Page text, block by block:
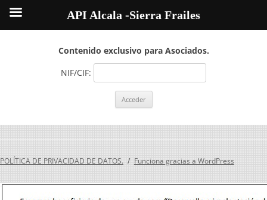
Contenido exclusivo para Asociados.
NIF/CIF:
POLÍTICA DE PRIVACIDAD DE DATOS. Funciona gracias a WordPress
API Alcala -Sierra Frailes